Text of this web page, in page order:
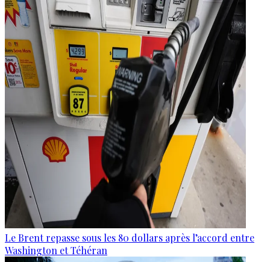
Le Brent repasse sous les 80 dollars après l’accord entre
Washington et Téhéran